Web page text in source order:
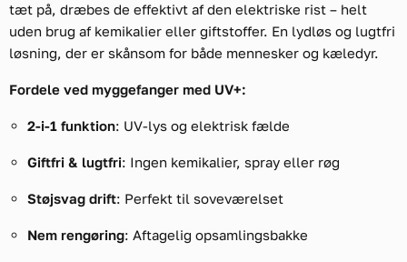
tæt på, dræbes de effektivt af den elektriske rist – helt
uden brug af kemikalier eller giftstoffer. En lydløs og lugtfri
løsning, der er skånsom for både mennesker og kæledyr.
Fordele ved myggefanger med UV+:
2-i-1 funktion: UV-lys og elektrisk fælde
Giftfri & lugtfri: Ingen kemikalier, spray eller røg
Støjsvag drift: Perfekt til soveværelset
Nem rengøring: Aftagelig opsamlingsbakke